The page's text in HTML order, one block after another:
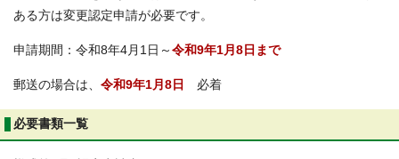
ある方は変更認定申請が必要です。
申請期間：令和8年4月1日～ 令和9年1月8日まで
郵送の場合は、 令和9年1月8日 必着
必要書類一覧